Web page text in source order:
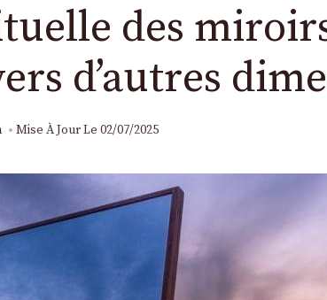
des
d’autres
Mise À Jour Le 02/07/2025